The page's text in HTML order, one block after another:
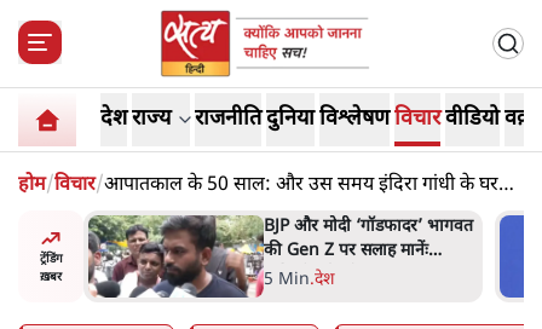
देशराज्य राजनीतिदुनियाविश्लेषणविचारवीडियो
होम/विचार/आपातकाल के 50 साल: और उस समय इंदिरा गांधी के घर
गए जेपी!
ट्रेंडिंग
ख़बर
पूरी दाल
कर
BJP और मोदी ‘गॉडफादर’ भागवत
की Gen Z पर सलाह मानेंः
अभिजीत दिपके
5 Min.देश